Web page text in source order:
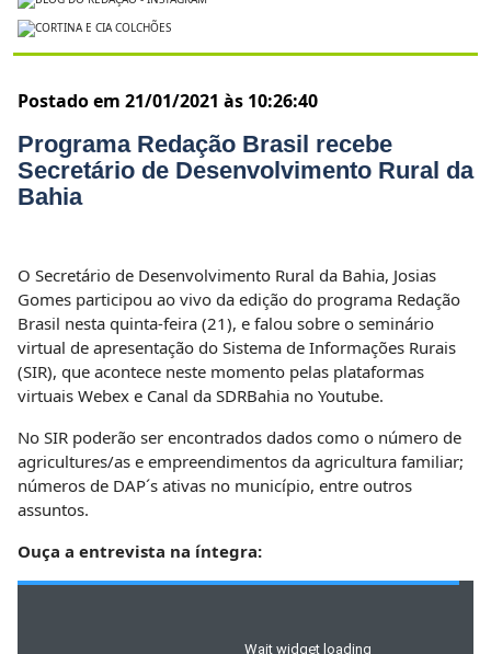
Postado em 21/01/2021 às 10:26:40
Programa Redação Brasil recebe
Secretário de Desenvolvimento Rural da
Bahia
O Secretário de Desenvolvimento Rural da Bahia, Josias
Gomes participou ao vivo da edição do programa Redação
Brasil nesta quinta-feira (21), e falou sobre o seminário
virtual de apresentação do Sistema de Informações Rurais
(SIR), que acontece neste momento pelas plataformas
virtuais Webex e Canal da SDRBahia no Youtube.
No SIR poderão ser encontrados dados como o número de
agricultures/as e empreendimentos da agricultura familiar;
números de DAP´s ativas no município, entre outros
assuntos.
Ouça a entrevista na íntegra: